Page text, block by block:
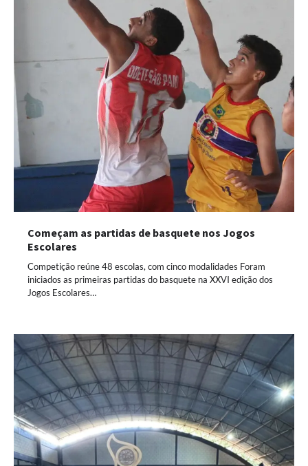
Começam as partidas de basquete nos Jogos
Escolares
Competição reúne 48 escolas, com cinco modalidades Foram
iniciados as primeiras partidas do basquete na XXVI edição dos
Jogos Escolares…